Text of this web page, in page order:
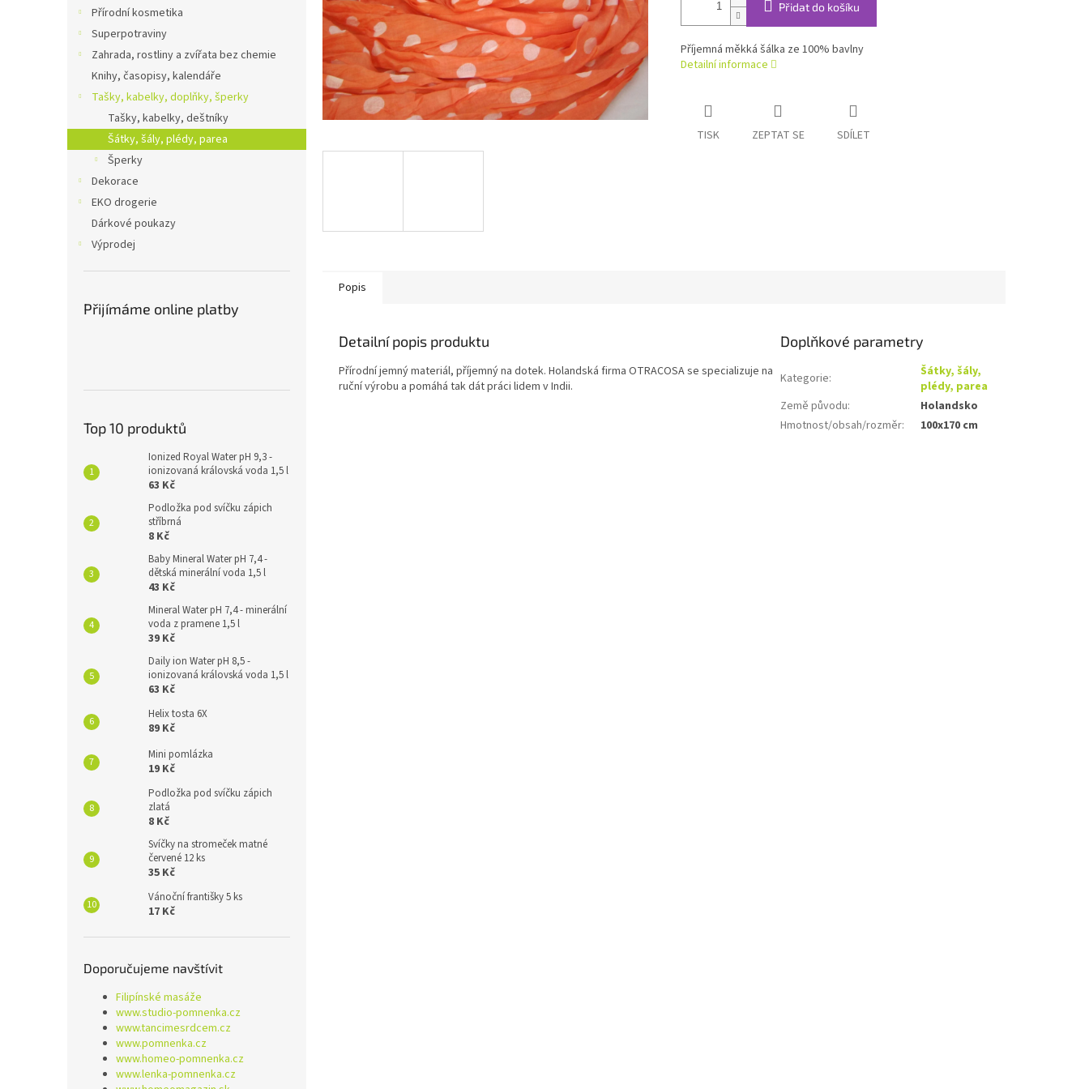
Přírodní kosmetika
Superpotraviny
Zahrada, rostliny a zvířata bez chemie
Knihy, časopisy, kalendáře
Tašky, kabelky, doplňky, šperky
Tašky, kabelky, deštníky
Šátky, šály, plédy, parea
Šperky
Dekorace
EKO drogerie
Dárkové poukazy
Výprodej
Přijímáme online platby
Top 10 produktů
Ionized Royal Water pH 9,3 -
ionizovaná královská voda 1,5 l
63 Kč
Podložka pod svíčku zápich
stříbrná
8 Kč
Baby Mineral Water pH 7,4 -
dětská minerální voda 1,5 l
43 Kč
Mineral Water pH 7,4 - minerální
voda z pramene 1,5 l
39 Kč
Daily ion Water pH 8,5 -
ionizovaná královská voda 1,5 l
63 Kč
Helix tosta 6X
89 Kč
Mini pomlázka
19 Kč
Podložka pod svíčku zápich
zlatá
8 Kč
Svíčky na stromeček matné
červené 12 ks
35 Kč
Vánoční františky 5 ks
17 Kč
Doporučujeme navštívit
Filipínské masáže
www.studio-pomnenka.cz
www.tancimesrdcem.cz
www.pomnenka.cz
www.homeo-pomnenka.cz
www.lenka-pomnenka.cz
Přidat do košíku
Příjemná měkká šálka ze 100% bavlny
Detailní informace
TISK ZEPTAT SE SDÍLET
Popis
Detailní popis produktu
Přírodní jemný materiál, příjemný na dotek. Holandská firma OTRACOSA se specializuje na
ruční výrobu a pomáhá tak dát práci lidem v Indii.
Doplňkové parametry
Kategorie:
Šátky, šály,
plédy, parea
Země původu:
Holandsko
Hmotnost/obsah/rozměr: 100x170 cm